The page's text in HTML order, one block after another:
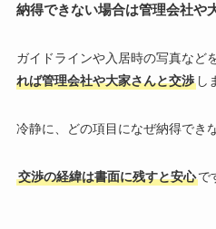
納得できない場合は管理会社や
ガイドラインや入居時の写真など
れば管理会社や大家さんと交渉し
冷静に、どの項目になぜ納得でき
交渉の経緯は書面に残すと安心で